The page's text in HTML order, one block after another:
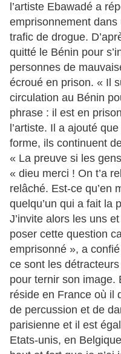
l’artiste Ebawadé a
emprisonnement
trafic de drogue.
quitté le Bénin pour
personnes de
écroué en prison. « Il
circulation au Bénin
phrase : il est en
l’artiste. Il a ajouté
forme, ils continuent
« La preuve si les
« dieu merci ! On t’a
relâché. Est-ce qu’en
quelqu’un qui a fait la
J’invite alors les uns
poser cette question
emprisonné », a
ce sont les
pour ternir son image.
réside en France où il
de percussion et de
parisienne et il est
Etats-unis, en